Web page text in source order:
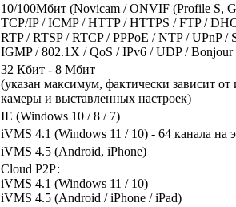
10/100Мбит (Novicam / ONVIF (Profile S,
TCP/IP / ICMP / HTTP / HTTPS / FTP /
RTP / RTSP / RTCP / PPPoE / NTP / UPnP /
IGMP / 802.1X / QoS / IPv6 / UDP /
32 Кбит - 8 Мбит
(указан максимум, фактически зависит от
камеры и выставленных настроек)
IE (Windows 10 / 8 / 7)
iVMS 4.1 (Windows 11 / 10) - 64 канала на
iVMS 4.5 (Android, iPhone)
Cloud Р2Р:
iVMS 4.1 (Windows 11 / 10)
iVMS 4.5 (Android / iPhone / iPad)